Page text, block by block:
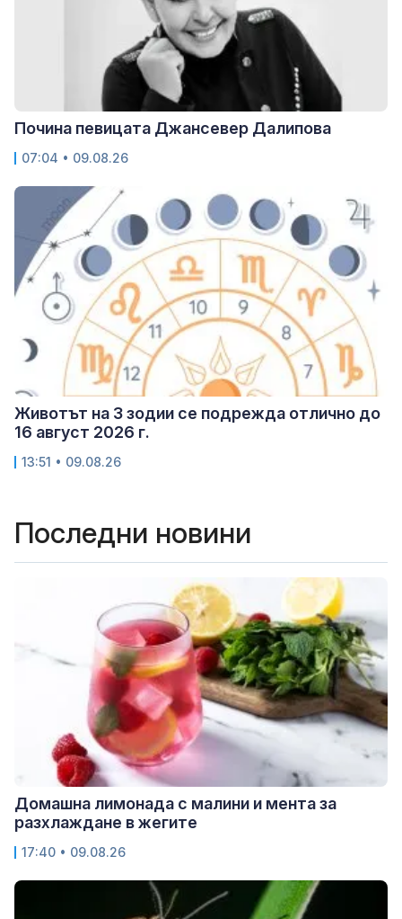
Почина певицата Джансевер Далипова
07:04 • 09.08.26
Животът на 3 зодии се подрежда отлично до
16 август 2026 г.
13:51 • 09.08.26
Последни новини
Домашна лимонада с малини и мента за
разхлаждане в жегите
17:40 • 09.08.26